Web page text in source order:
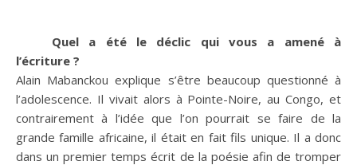
Quel a été le déclic qui vous a amené à
l’écriture ?
Alain Mabanckou explique s’être beaucoup questionné à
l’adolescence. Il vivait alors à Pointe-Noire, au Congo, et
contrairement à l’idée que l’on pourrait se faire de la
grande famille africaine, il était en fait fils unique. Il a donc
dans un premier temps écrit de la poésie afin de tromper